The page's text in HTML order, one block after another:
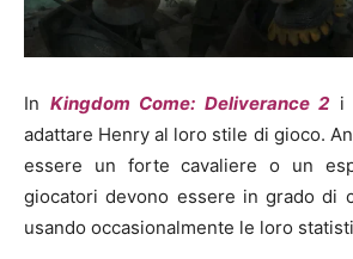
In Kingdom Come: Deliverance 2 i
adattare Henry al loro stile di gioco.
essere un forte cavaliere o un
giocatori devono essere in grado di
usando occasionalmente le loro